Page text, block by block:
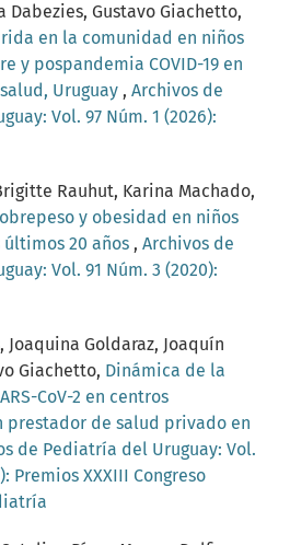
Dabezies, Gustavo Giachetto,
en la comunidad en niños
y pospandemia COVID-19 en
Uruguay , Archivos de
Vol. 97 Núm. 1 (2026):
Rauhut, Karina Machado,
y obesidad en niños
últimos 20 años , Archivos de
Vol. 91 Núm. 3 (2020):
Joaquina Goldaraz, Joaquín
Giachetto, Dinámica de la
CoV-2 en centros
prestador de salud privado en
de Pediatría del Uruguay: Vol.
Premios XXXIII Congreso